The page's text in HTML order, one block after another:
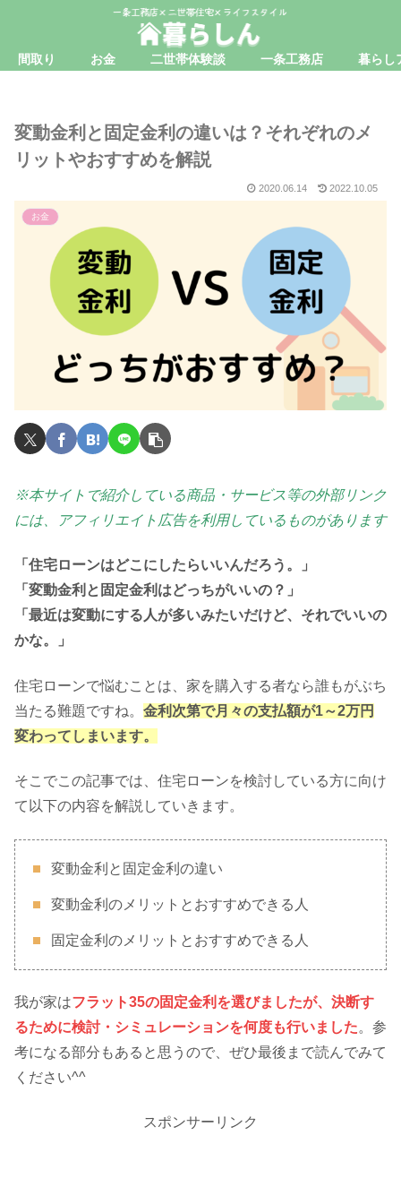
間取り お金 二世帯体験談 一条工務店 暮らし
変動金利と固定金利の違いは？それぞれのメ
リットやおすすめを解説
2020.06.14 2022.10.05
お金
※本サイトで紹介している商品・サービス等の外部リンク
には、アフィリエイト広告を利用しているものがあります
「住宅ローンはどこにしたらいいんだろう。」
「変動金利と固定金利はどっちがいいの？」
「最近は変動にする人が多いみたいだけど、それでいいの
かな。」
住宅ローンで悩むことは、家を購入する者なら誰もがぶち
当たる難題ですね。 金利次第で月々の支払額が1～2万円
変わってしまいます。
そこでこの記事では、住宅ローンを検討している方に向け
て以下の内容を解説していきます。
変動金利と固定金利の違い
変動金利のメリットとおすすめできる人
固定金利のメリットとおすすめできる人
我が家はフラット35の固定金利を選びましたが、決断す
るために検討・シミュレーションを何度も行いました。参
考になる部分もあると思うので、ぜひ最後まで読んでみて
ください^^
スポンサーリンク